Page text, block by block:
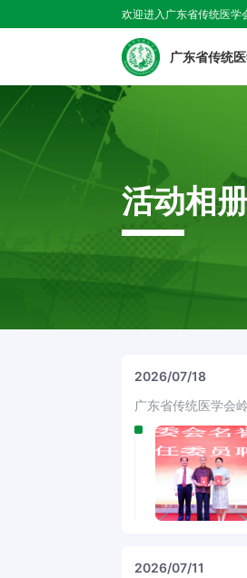
欢迎进入广东省传统医学
广东省传统
活动相
2026/07/18
广东省传统医学会
2026/07/11